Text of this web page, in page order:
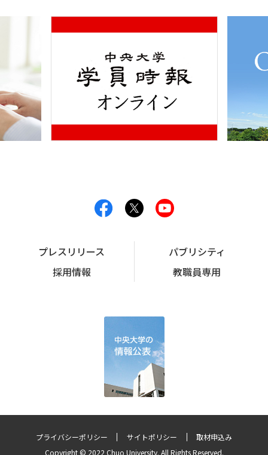
プレスリリース
パブリシティ
採用情報
教職員専用
プライバシーポリシー サイトポリシー
取材申込み
Copyright © 2022 Chuo University. All Rights Reserved.